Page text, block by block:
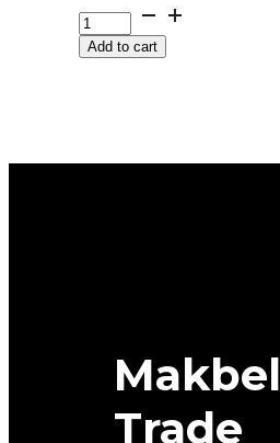
GUMA
LAUFENN
M+S
Add to cart
Makbel
Trade